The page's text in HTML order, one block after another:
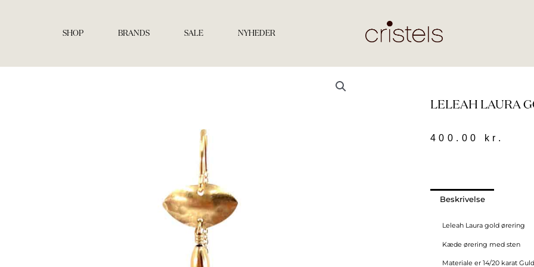
SHOP BRANDS SALE NYHEDER
LELEAH LAURA
400.00 kr.
Beskrivelse
Leleah Laura gold ørering
Kæde ørering med sten
Materiale er 14/20 karat